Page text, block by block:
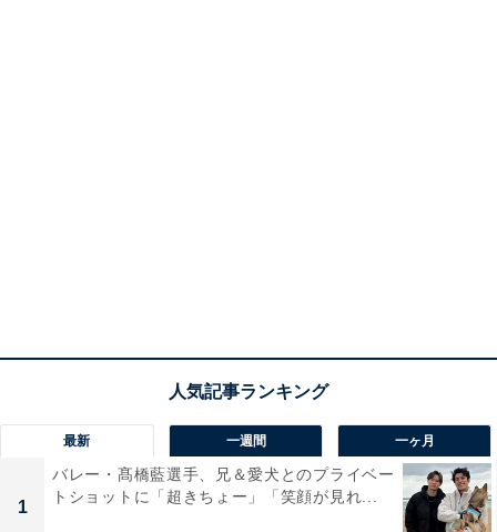
最新 一週間 一ヶ月
1
バレー・髙橋藍選手、兄＆愛犬とのプライベー
トショットに「超きちょー」「笑顔が見れ...